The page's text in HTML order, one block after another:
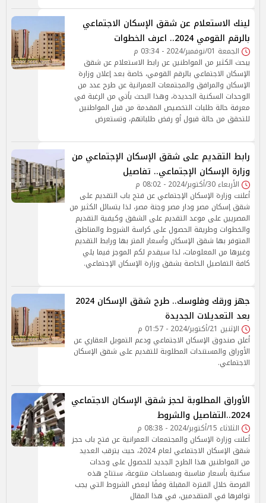
لينك الاستعلام عن شقق الإسكان الاجتماعي
بالرقم القومي 2024.. اعرف الخطوات
الجمعة 01/نوفمبر/2024 - 03:34 م
يبحث الكثير من المواطنين عن رابط الاستعلام عن شقق
الإسكان الاجتماعي بالرقم القومي، خاصة بعد إعلان وزارة
الإسكان والمرافق والمجتمعات العمرانية عن طرح عدد من
الوحدات السكنية الجديدة، وهذا البحث يأتي من الرغبة في
معرفة حالة طلبات التخصيص المقدمة من قبل المواطنين
للتحقق من حالة قبول أو رفض طلباتهم، وتستعرض
رابط التقديم على شقق الإسكان الإجتماعي من
وزارة الإسكان الإجتماعي.. تفاصيل
الأربعاء 30/أكتوبر/2024 - 08:02 م
أعلنت وزارة الإسكان الإجتماعي عن فتح باب التقديم على
شقق إسكان مصر ودار مصر وجنة مصر، لذا يتسائل الكثير من
المصريين على موعد التقديم على الشقق وكيفية التقديم
والخطوات وطريقة الحصول على كراسة الشروط والمناطق
المتوفر بها شقق الإسكان وأسعار المتر بها ورابط التقديم
وغيرها من المعلومات، لذا سيقدم لكم الموجز فيما يلي
كافة التفاصيل الخاصة بشقق وزارة الإسكان الإجتماعي.
جهز ورقك وفلوسك.. طرح شقق الإسكان 2024
بعد التعديلات الجديدة
الإثنين 21/أكتوبر/2024 - 01:57 م
أعلن صندوق الإسكان الاجتماعي ودعم التمويل العقاري عن
الأوراق والمستندات المطلوبة للتقديم على شقق الإسكان
الاجتماعي.
الأوراق المطلوبة لحجز شقق الإسكان الاجتماعي
2024..التفاصيل والشروط
الثلاثاء 15/أكتوبر/2024 - 08:38 م
أعلنت وزارة الإسكان والمجتمعات العمرانية عن فتح باب حجز
شقق الإسكان الاجتماعي لعام 2024، حيث يترقب العديد
من المواطنين هذا الطرح الجديد للحصول على وحدات
سكنية بأسعار مناسبة وبمساحات متنوعة، ستتاح هذه
الفرصة خلال الفترة المقبلة وفقًا لبعض الشروط التي يجب
توافرها في المتقدمين، في هذا المقال